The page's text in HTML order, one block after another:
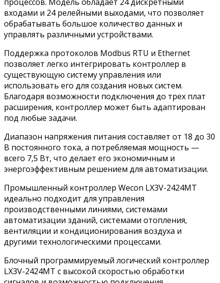
входами и 24 релейными выходами, что позволяет
обрабатывать большое количество данных и
управлять различными устройствами.
Поддержка протоколов Modbus RTU и Ethernet
позволяет легко интегрировать контроллер в
существующую систему управления или
использовать его для создания новых систем.
Благодаря возможности подключения до трех плат
расширения, контроллер может быть адаптирован
под любые задачи.
Диапазон напряжения питания составляет от 18 до 30
В постоянного тока, а потребляемая мощность —
всего 7,5 Вт, что делает его экономичным и
энергоэффективным решением для автоматизации.
Промышленный контроллер Wecon LX3V-2424MT
идеально подходит для управления
производственными линиями, системами
автоматизации зданий, системами отопления,
вентиляции и кондиционирования воздуха и
другими технологическими процессами.
Блочный программируемый логический контроллер
LX3V-2424MT с высокой скоростью обработки